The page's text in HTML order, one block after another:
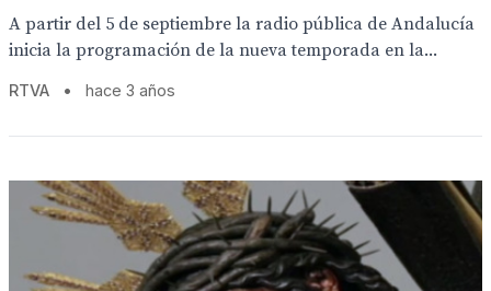
A partir del 5 de septiembre la radio pública de Andalucía
inicia la programación de la nueva temporada en la...
RTVA • hace 3 años